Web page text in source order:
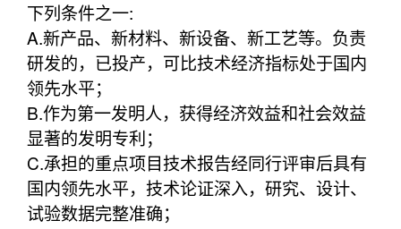
下列条件之一:
A.新产品、新材料、新设备、新工艺等。负责
研发的，已投产，可比技术经济指标处于国内
领先水平；
B.作为第一发明人，获得经济效益和社会效益
显著的发明专利；
C.承担的重点项目技术报告经同行评审后具有
国内领先水平，技术论证深入，研究、设计、
试验数据完整准确；